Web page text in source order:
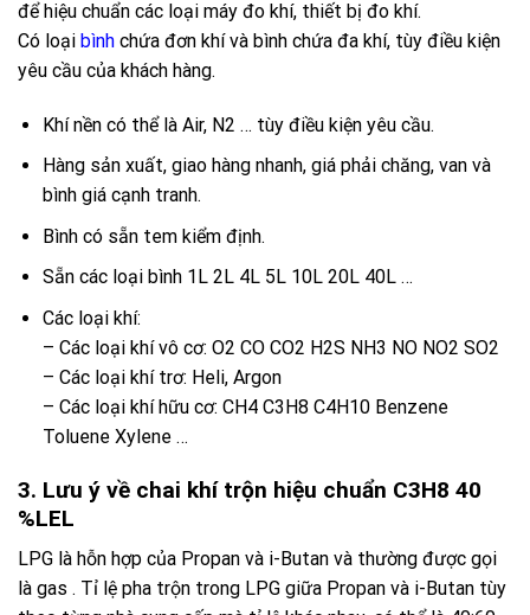
để hiệu chuẩn các loại máy đo khí, thiết bị đo khí.
Có loại bình chứa đơn khí và bình chứa đa khí, tùy điều kiện
yêu cầu của khách hàng.
Khí nền có thể là Air, N2 … tùy điều kiện yêu cầu.
Hàng sản xuất, giao hàng nhanh, giá phải chăng, van và
bình giá cạnh tranh.
Bình có sẵn tem kiểm định.
Sẵn các loại bình 1L 2L 4L 5L 10L 20L 40L …
Các loại khí:
– Các loại khí vô cơ: O2 CO CO2 H2S NH3 NO NO2 SO2
– Các loại khí trơ: Heli, Argon
– Các loại khí hữu cơ: CH4 C3H8 C4H10 Benzene
Toluene Xylene …
3. Lưu ý về chai khí trộn hiệu chuẩn C3H8 40
%LEL
LPG là hỗn hợp của Propan và i-Butan và thường được gọi
là gas . Tỉ lệ pha trộn trong LPG giữa Propan và i-Butan tùy